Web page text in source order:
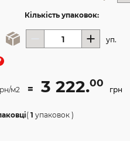
Кількість упаковок:
уп.
м2 = 3 222.00
грн
( 1 упаковок )